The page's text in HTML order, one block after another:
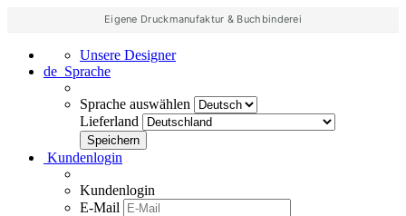
Eigene Druckmanufaktur & Buchbinderei
Unsere Designer
de Sprache
Sprache auswählen
Lieferland
Kundenlogin
Kundenlogin
E-Mail